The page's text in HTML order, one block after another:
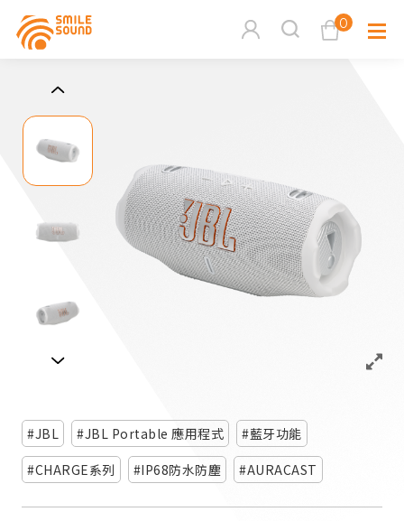
0
商品分類查詢
請選擇商品分類
請選擇分類
家用
活動
JBL JBL Portable 應用程式
藍牙功能
CHARGE系列
IP68防水防塵 AURACAST